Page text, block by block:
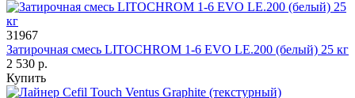
31967
Затирочная смесь LITOCHROM 1-6 EVO LE.200 (белый) 25 кг
2 530 р.
Купить